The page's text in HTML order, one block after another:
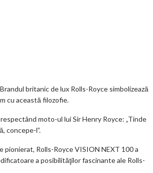
britanic de lux Rolls-Royce simbolizează
cu această filozofie.
moto-ul lui Sir Henry Royce: „Tinde
concepe-l”.
Rolls-Royce VISION NEXT 100 a
a posibilităţilor fascinante ale Rolls-